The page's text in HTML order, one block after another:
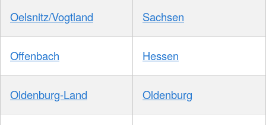
Oelsnitz/Vogtland Sachsen
Offenbach Hessen
Oldenburg-Land Oldenburg